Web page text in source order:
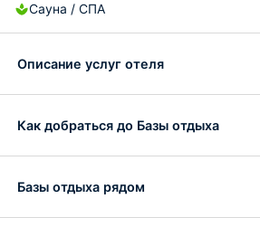
Сауна / СПА
Описание услуг отеля
Как добраться до Базы отдыха
Базы отдыха рядом